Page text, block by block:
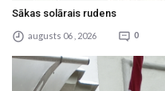
Sākas solārais rudens
augusts 06 , 2026 0